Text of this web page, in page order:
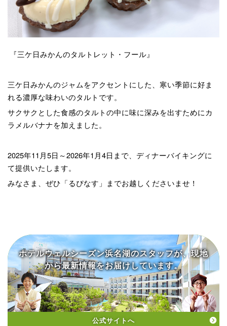
『三ケ日みかんのタルトレット・フール』
三ケ日みかんのジャムをアクセントにした、寒い季節に好ま
れる濃厚な味わいのタルトです。
サクサクとした食感のタルトの中に味に深みを出すためにカ
ラメルバナナを加えました。
2025年11月5日～2026年1月4日まで、ディナーバイキングに
て提供いたします。
みなさま、ぜひ「るぴなす」までお越しくださいませ！
ホテルウェルシーズン浜名湖のスタッフが、現地
から最新情報をお届けしています。
公式サイトへ